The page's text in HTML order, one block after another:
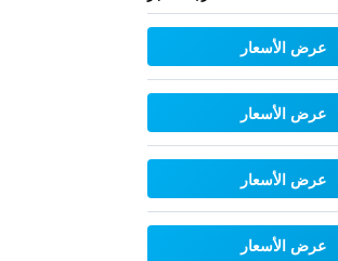
عرض الأسعار
عرض الأسعار
عرض الأسعار
عرض الأسعار